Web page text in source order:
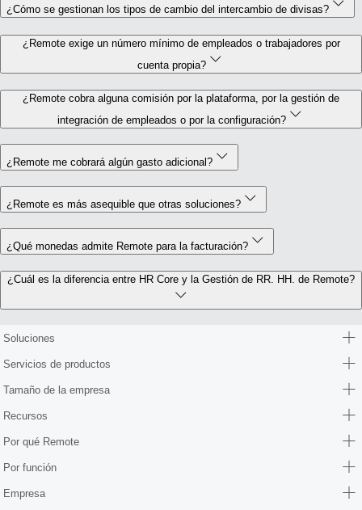
¿Cómo se gestionan los tipos de cambio del intercambio de divisas?
¿Remote exige un número mínimo de empleados o trabajadores por
cuenta propia?
¿Remote cobra alguna comisión por la plataforma, por la gestión de
integración de empleados o por la configuración?
¿Remote me cobrará algún gasto adicional?
¿Remote es más asequible que otras soluciones?
¿Qué monedas admite Remote para la facturación?
¿Cuál es la diferencia entre HR Core y la Gestión de RR. HH. de Remote?
Soluciones
Servicios de productos
Tamaño de la empresa
Recursos
Por qué Remote
Por función
Empresa